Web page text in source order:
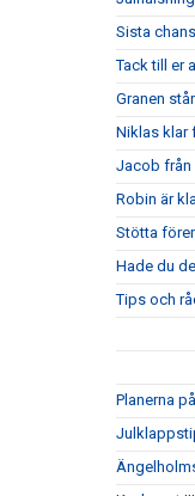
Sista
Tack till er
Granen
Niklas klar
Jacob från
Robin är
Stötta
Hade du
Tips och
Planerna